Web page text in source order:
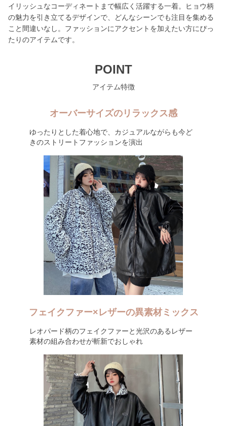
イリッシュなコーディネートまで幅広く活躍する一着。ヒョウ柄
の魅力を引き立てるデザインで、どんなシーンでも注目を集める
こと間違いなし。ファッションにアクセントを加えたい方にぴっ
たりのアイテムです。
POINT
アイテム特徴
オーバーサイズのリラックス感
ゆったりとした着心地で、カジュアルながらも今ど
きのストリートファッションを演出
フェイクファー×レザーの異素材ミックス
レオパード柄のフェイクファーと光沢のあるレザー
素材の組み合わせが斬新でおしゃれ